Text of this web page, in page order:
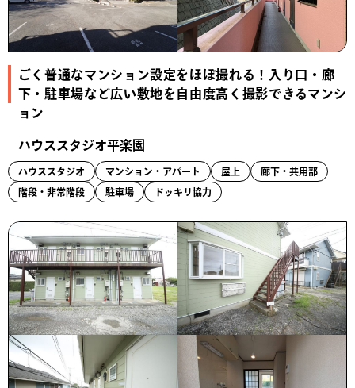
ごく普通なマンション設定をほぼ撮れる！入り口・廊
下・駐車場など広い敷地を自由度高く撮影できるマンシ
ョン
ハウススタジオ平楽園
ハウススタジオ マンション・アパート 屋上 廊下・共用部
階段・非常階段 駐車場 ドッキリ協力